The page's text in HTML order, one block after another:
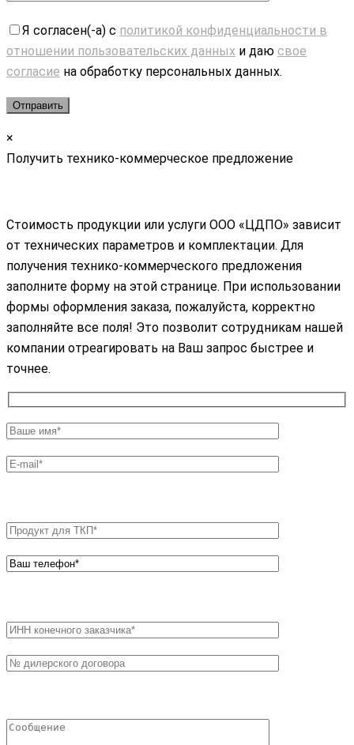
Я согласен(-а) с политикой конфиденциальности в
отношении пользовательских данных и даю свое
согласие на обработку персональных данных.
×
Получить технико-коммерческое предложение
Стоимость продукции или услуги ООО «ЦДПО» зависит
от технических параметров и комплектации. Для
получения технико-коммерческого предложения
заполните форму на этой странице. При использовании
формы оформления заказа, пожалуйста, корректно
заполняйте все поля! Это позволит сотрудникам нашей
компании отреагировать на Ваш запрос быстрее и
точнее.